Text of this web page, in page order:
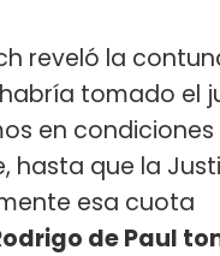
reveló la
tomado el
en condiciones
hasta que la
esa cuota
de Paul